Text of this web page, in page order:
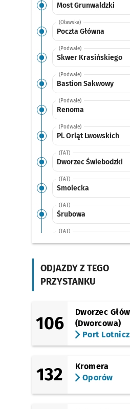
Most Grunwaldzki
(Oławska)
Poczta Główna
(Podwale)
Skwer Krasińskiego
(Podwale)
Bastion Sakwowy
(Podwale)
Renoma
(Podwale)
Pl. Orląt Lwowskich
(TAT)
Dworzec Świebodzki
(TAT)
Smolecka
(TAT)
Śrubowa
(TAT)
(TAT)
(TAT)
Strzegomska 148
(TAT)
(TAT)
Strzegomska
ODJAZDY Z TEGO
PRZYSTANKU
106
Dworzec
(Dworcowa)
Port
132
Kromera
Oporów